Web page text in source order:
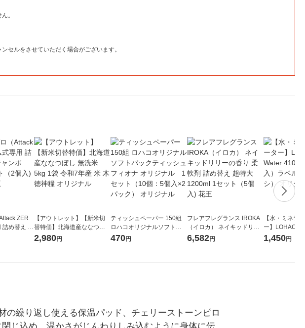
。
セルをさせていただく場合がございます。
ZER
詰め替え メ
1セット
【アウトレット】【新米切
替特価】北海道産ななつぼ
し 無洗米 5kg 1袋 令和7年産
2,980円
ティッシュペーパー 150組
ロハコオリジナルソフトパ
ックティッシュ フィオナ オ
470円
フレアフレグランス IROKA
（イロカ） ネイキッドリリ
ーの香り 柔軟剤 詰め替え 超
6,582円
【水・ミネラ
ー】LOHACO
1箱（20本入
1,450円
繰り返し使える保温パッド、チェリーストーンピロ
じ込め、温かさがじんわりしみ込むように身体に伝